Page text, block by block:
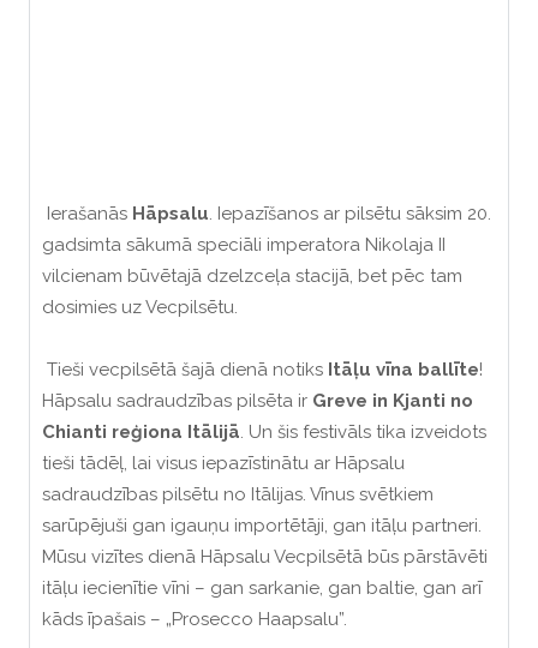
Ierašanās Hāpsalu. Iepazīšanos ar pilsētu sāksim 20.
gadsimta sākumā speciāli imperatora Nikolaja II
vilcienam būvētajā dzelzceļa stacijā, bet pēc tam
dosimies uz Vecpilsētu.
Tieši vecpilsētā šajā dienā notiks Itāļu vīna ballīte!
Hāpsalu sadraudzības pilsēta ir Greve in Kjanti no
Chianti reģiona Itālijā. Un šis festivāls tika izveidots
tieši tādēļ, lai visus iepazīstinātu ar Hāpsalu
sadraudzības pilsētu no Itālijas. Vīnus svētkiem
sarūpējuši gan igauņu importētāji, gan itāļu partneri.
Mūsu vizītes dienā Hāpsalu Vecpilsētā būs pārstāvēti
itāļu iecienītie vīni – gan sarkanie, gan baltie, gan arī
kāds īpašais – „Prosecco Haapsalu”.